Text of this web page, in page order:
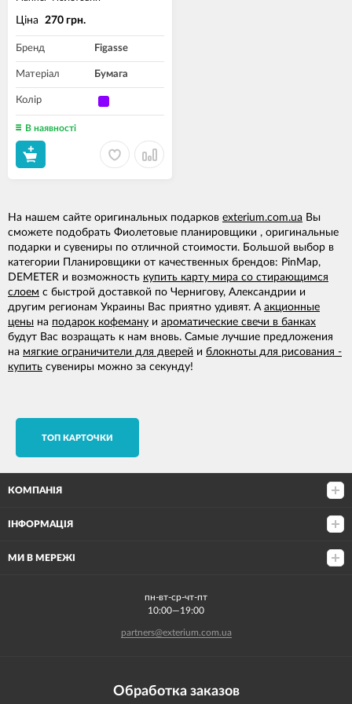
Ціна 270 грн.
Бренд Figasse
Матеріал Бумага
Колір
В наявності
На нашем сайте оригинальных подарков exterium.com.ua Вы
сможете подобрать Фиолетовые планировщики , оригинальные
подарки и сувениры по отличной стоимости. Большой выбор в
категории Планировщики от качественных брендов: PinMap,
DEMETER и возможность купить карту мира со стирающимся
слоем с быстрой доставкой по Чернигову, Александрии и
другим регионам Украины Вас приятно удивят. А акционные
цены на подарок кофеману и ароматические свечи в банках
будут Вас возращать к нам вновь. Самые лучшие предложения
на мягкие ограничители для дверей и блокноты для рисования -
купить сувениры можно за секунду!
TОП КАРТОЧКИ
КОМПАНІЯ
ІНФОРМАЦІЯ
МИ В МЕРЕЖІ
пн-вт-ср-чт-пт
10:00—19:00
partners@exterium.com.ua
Обработка заказов